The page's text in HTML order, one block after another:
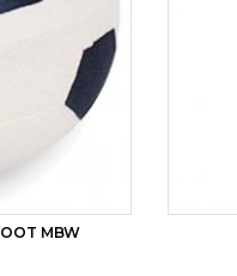
MBW